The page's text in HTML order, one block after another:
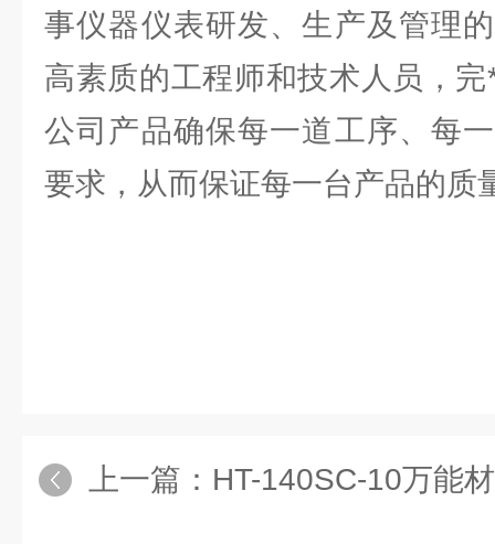
事仪器仪表研发、生产及管理
高素质的工程师和技术人员，
公司产品确保每一道工序、每
要求，从而保证每一台产品的质
上一篇： HT-140SC-10万能